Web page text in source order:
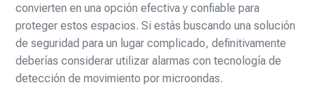
convierten en una opción efectiva y confiable para
proteger estos espacios. Si estás buscando una solución
de seguridad para un lugar complicado, definitivamente
deberías considerar utilizar alarmas con tecnología de
detección de movimiento por microondas.